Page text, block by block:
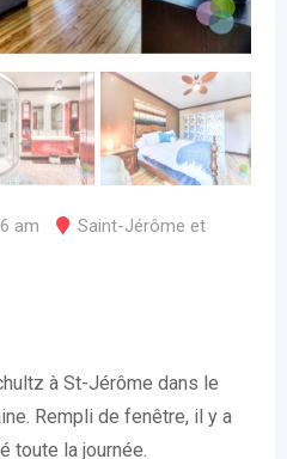
am
Saint-Jérôme et
à St-Jérôme dans le
Rempli de fenêtre, il y a
toute la journée.